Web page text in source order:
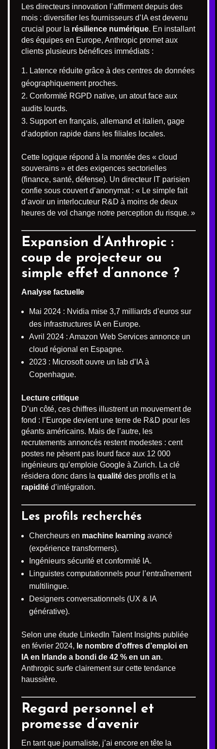
Les directeurs innovation l’affirment depuis des
mois : diversifier les fournisseurs d’IA est devenu
crucial pour la résilience numérique. En installant
des équipes en Europe, Anthropic promet aux
clients plusieurs bénéfices immédiats :
Latence réduite grâce à des centres de données
géographiquement proches.
Conformité RGPD native, un atout face aux
audits lourds.
Support en français, allemand et italien, gage
d’adoption rapide dans les filiales locales.
Cette logique répond à la montée des « cloud
souverains » et des exigences sectorielles
(finance, santé, défense). Un directeur IT parisien
confie sous couvert d’anonymat : « Le simple fait
d’avoir un interlocuteur R&D à moins de deux
heures de vol change notre perception du risque. »
Expansion d’Anthropic :
coup de projecteur ou
simple effet d’annonce ?
Analyse factuelle
Mai 2024 : Nvidia mise 3,7 milliards d’euros sur
des infrastructures IA en Europe.
Avril 2024 : Amazon Web Services annonce un
cloud régional en Espagne.
2023 : Microsoft ouvre un lab d’IA à
Copenhague.
Lecture critique
D’un côté, ces chiffres illustrent un mouvement de
fond : l’Europe devient une terre de R&D pour les
géants américains. Mais de l’autre, les
recrutements annoncés restent modestes : cent
postes ne pèsent pas lourd face aux 12 000
ingénieurs qu’emploie Google à Zurich. La clé
résidera donc dans la qualité des profils et la
rapidité d’intégration.
Les profils recherchés
Chercheurs en machine learning avancé
(expérience transformers).
Ingénieurs sécurité et conformité IA.
Linguistes computationnels pour l’entraînement
multilingue.
Designers conversationnels (UX & IA
générative).
Selon une étude LinkedIn Talent Insights publiée
en février 2024, le nombre d’offres d’emploi en
IA en Irlande a bondi de 42 % en un an.
Anthropic surfe clairement sur cette tendance
haussière.
Regard personnel et
promesse d’avenir
En tant que journaliste, j’ai encore en tête la